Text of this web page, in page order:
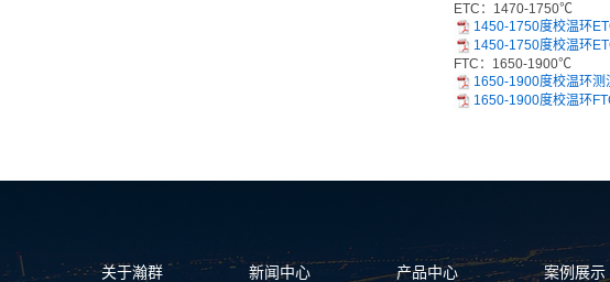
ETC：1470-1750℃
1450-1750度校温环
1450-1750度校温环
FTC：1650-1900℃
1650-1900度校温环
1650-1900度校温环
关于瀚群 新闻中心 产品中心 案例展示